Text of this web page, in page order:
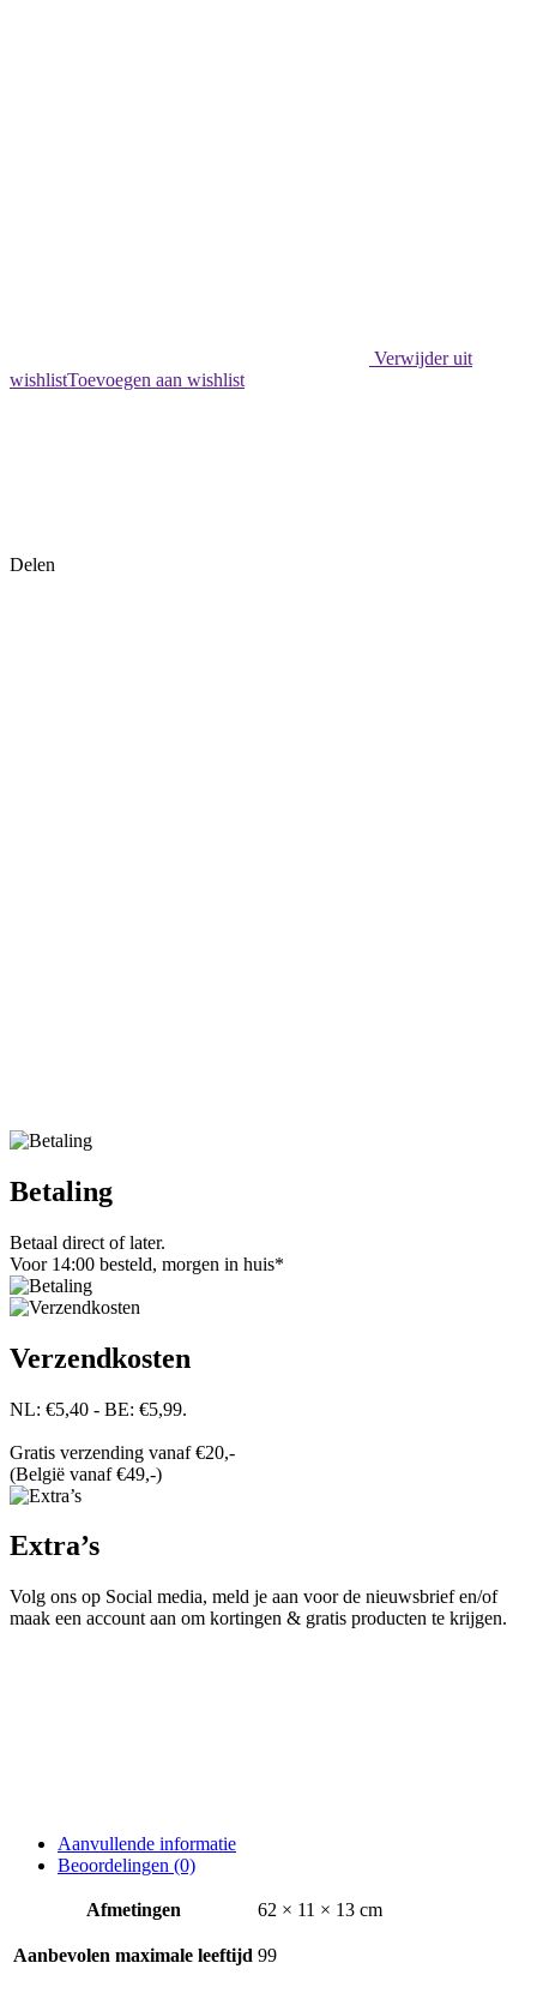
Verwijder uit
wishlistToevoegen aan wishlist
Delen
Betaling
Betaal direct of later.
Voor 14:00 besteld, morgen in huis*
Verzendkosten
NL: €5,40 - BE: €5,99.
Gratis verzending vanaf €20,-
(België vanaf €49,-)
Extra’s
Volg ons op Social media, meld je aan voor de nieuwsbrief en/of
maak een account aan om kortingen & gratis producten te krijgen.
Aanvullende informatie
Beoordelingen (0)
Afmetingen 62 × 11 × 13 cm
Aanbevolen maximale leeftijd 99